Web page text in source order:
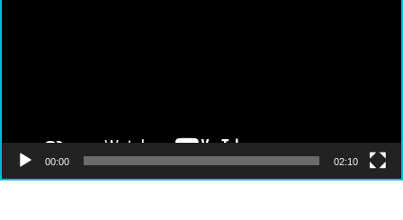
00:00 02:10